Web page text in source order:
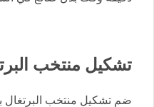
تشكيل منتخب
ضم تشكيل منتخب البرتغال